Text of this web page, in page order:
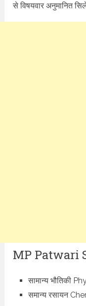
से विषयवार अनुमानित
MP Patwari
सामान्य भौतिकी
समान्य रसायन